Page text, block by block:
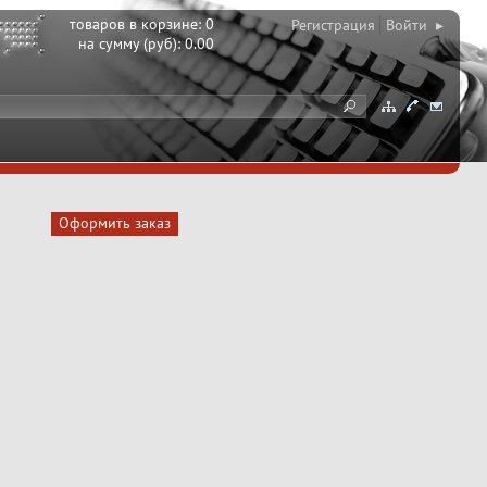
товаров в корзине:0
на сумму (руб):0.00
Регистрация Войти ▸